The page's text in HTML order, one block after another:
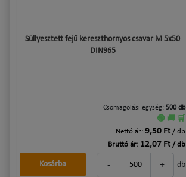
Süllyesztett fejű kereszthornyos csavar M 5x50
DIN965
Csomagolási egység: 500 db
🟢 🚚 🛒
Nettó ár: 9,50 Ft / db
Bruttó ár: 12,07 Ft / db
- + db
Kosárba